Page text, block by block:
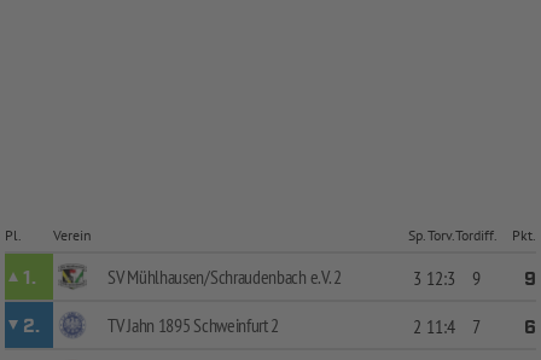
Pl. Verein Sp.Torv.Tordiff. Pkt.
1. SV Mühlhausen/Schraudenbach e.V. 2 3 12:3 9
9
2.
TV Jahn 1895 Schweinfurt 2 2 11:4 7
6